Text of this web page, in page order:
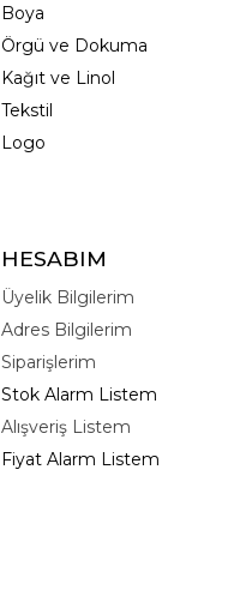
Boya
Örgü ve Dokuma
Kağıt ve Linol
Tekstil
Logo
HESABIM
Üyelik Bilgilerim
Adres Bilgilerim
Siparişlerim
Stok Alarm Listem
Alışveriş Listem
Fiyat Alarm Listem